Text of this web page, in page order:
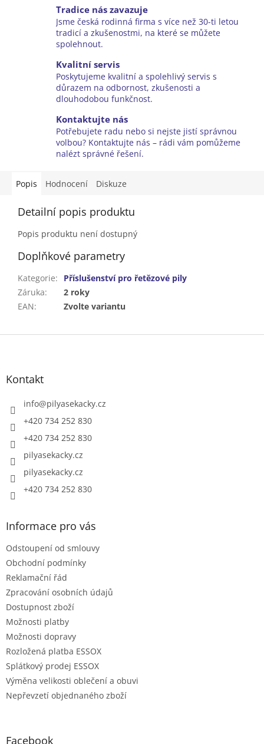
Tradice nás zavazuje
Jsme česká rodinná firma s více než 30-ti letou
tradicí a zkušenostmi, na které se můžete
spolehnout.
Kvalitní servis
Poskytujeme kvalitní a spolehlivý servis s
důrazem na odbornost, zkušenosti a
dlouhodobou funkčnost.
Kontaktujte nás
Potřebujete radu nebo si nejste jistí správnou
volbou? Kontaktujte nás – rádi vám pomůžeme
nalézt správné řešení.
Popis Hodnocení Diskuze
Detailní popis produktu
Popis produktu není dostupný
Doplňkové parametry
Kategorie:
Příslušenství pro řetězové pily
Záruka:
2 roky
EAN: Zvolte variantu
Z
Kontakt
info@pilyasekacky.cz
+420 734 252 830
+420 734 252 830
pilyasekacky.cz
pilyasekacky.cz
+420 734 252 830
Informace pro vás
Odstoupení od smlouvy
Obchodní podmínky
Reklamační řád
Zpracování osobních údajů
Dostupnost zboží
Možnosti platby
Možnosti dopravy
Rozložená platba ESSOX
Splátkový prodej ESSOX
Výměna velikosti oblečení a obuvi
Nepřevzetí objednaného zboží
Facebook